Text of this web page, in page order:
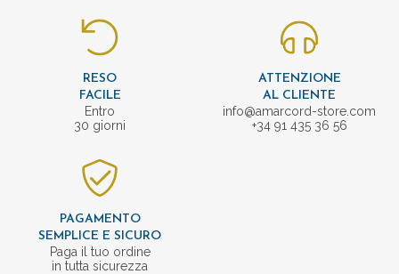
RESO
FACILE
Entro
30 giorni
ATTENZIONE
AL CLIENTE
info@amarcord-store.com
+34 91 435 36 56
PAGAMENTO
SEMPLICE E SICURO
Paga il tuo ordine
in tutta sicurezza